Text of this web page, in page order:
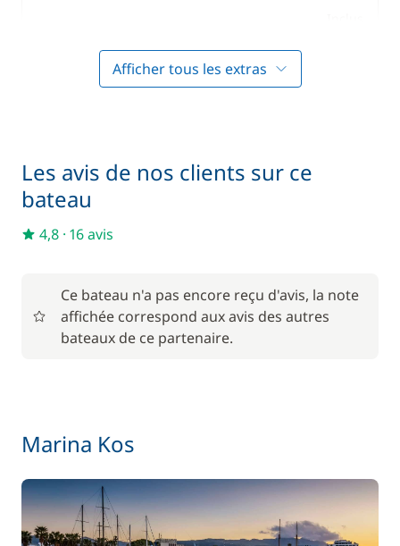
Cuisinier (repas non inclus)
Hôtesse (repas non inclus)
Moteur Hors Bord
Wifi —
Afficher tous les extras
Les avis de nos clients sur ce
bateau
4,8 · 16 avis
Ce bateau n'a pas encore reçu d'avis, la note
affichée correspond aux avis des autres
bateaux de ce partenaire.
Marina Kos